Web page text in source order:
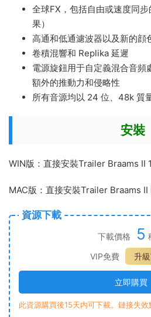
全球FX，包括自由或速度同
果）
高通和低通濾波器以及新的顔
卷積混響和 Replika 延遲
電源旋鈕用于自定義混合音頻
額外的推動力和侵略性
所有音源均以 24 位、48k 質
安裝
WIN版：直接安裝Trailer Braams II
MAC版：直接安裝Trailer Braams
資源下載
下載價格 5
VIP免費
升
立即購買
此資源購買後15天内可下載。鏈接失